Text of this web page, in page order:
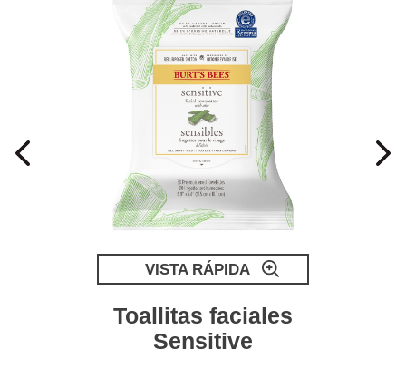
VISTA RÁPIDA
Toallitas faciales
Sensitive